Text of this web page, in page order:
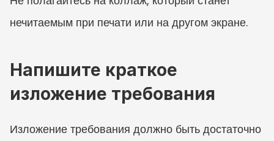
нечитаемым при печати или на другом экране.
Напишите краткое
изложение требования
Изложение требования должно быть достаточно